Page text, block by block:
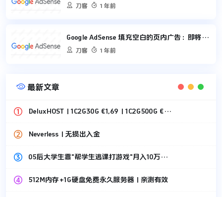

刀客  1 年前
Google AdSense 填充空白的页内广告：即将自动启用

刀客  1 年前
 最新文章
DeluxHOST | 1C2G30G €1,69 | 1C2G500G €1,49
Neverless | 无损出入金
05后大学生靠"帮学生逃课打游戏"月入10万，刚套现87万！
512M内存+1G硬盘免费永久服务器 | 亲测有效